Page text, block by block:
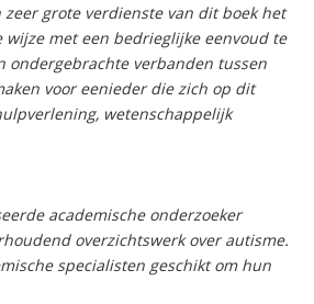
grote verdienste van dit boek het
met een bedrieglijke eenvoud te
ondergebrachte verbanden tussen
voor eenieder die zich op dit
wetenschappelijk
academische onderzoeker
overzichtswerk over autisme.
specialisten geschikt om hun